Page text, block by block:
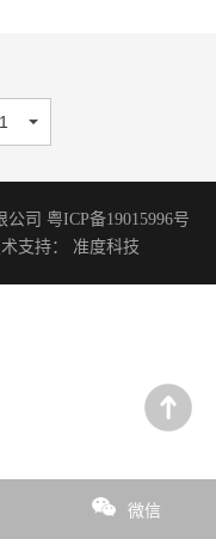
司 粤ICP备19015996号
支持： 准度科技
微信